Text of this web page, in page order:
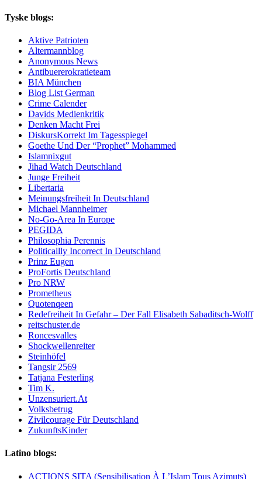
Tyske blogs:
Aktive Patrioten
Altermannblog
Anonymous News
Antibuererokratieteam
BIA München
Blog List German
Crime Calender
Davids Medienkritik
Denken Macht Frei
DiskursKorrekt Im Tagesspiegel
Goethe Und Der “Prophet” Mohammed
Islamnixgut
Jihad Watch Deutschland
Junge Freiheit
Libertaria
Meinungsfreiheit In Deutschland
Michael Mannheimer
No-Go-Area In Europe
PEGIDA
Philosophia Perennis
Politicallly Incorrect In Deutschland
Prinz Eugen
ProFortis Deutschland
Pro NRW
Prometheus
Quotenqeen
Redefreiheit In Gefahr – Der Fall Elisabeth Sabaditsch-Wolff
reitschuster.de
Roncesvalles
Shockwellenreiter
Steinhöfel
Tangsir 2569
Tatjana Festerling
Tim K.
Unzensuriert.At
Volksbetrug
Zivilcourage Für Deutschland
ZukunftsKinder
Latino blogs:
ACTIONS SITA (Sensibilisation À L’Islam Tous Azimuts)